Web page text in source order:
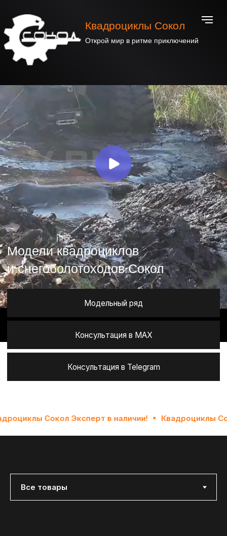
Открой мир в ритме приключений
Модели квадроциклов и снегоболотоходов
Модели квадроциклов
и снегоболотоходов Сокол
Консультация в Telegram
Консультация в MAX
Модельный ряд
Сокол Эксперт в наличии! Квадроциклы Сокол